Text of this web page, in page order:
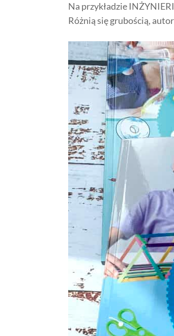
Na przykładzie
Różnią się grubością,